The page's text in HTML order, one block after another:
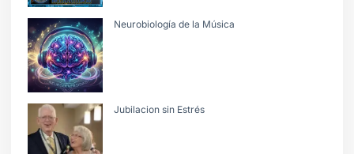
Neurobiología de la Música
Jubilacion sin Estrés